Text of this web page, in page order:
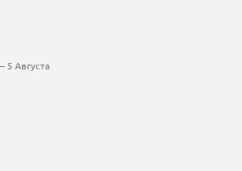
5 Августа